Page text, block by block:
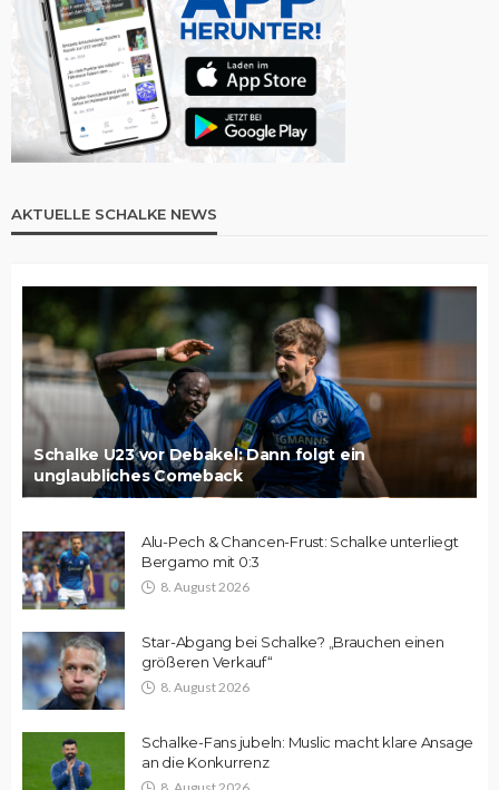
AKTUELLE SCHALKE NEWS
Schalke U23 vor Debakel: Dann folgt ein
unglaubliches Comeback
Alu-Pech & Chancen-Frust: Schalke unterliegt
Bergamo mit 0:3
8. August 2026
Star-Abgang bei Schalke? „Brauchen einen
größeren Verkauf“
8. August 2026
Schalke-Fans jubeln: Muslic macht klare Ansage
an die Konkurrenz